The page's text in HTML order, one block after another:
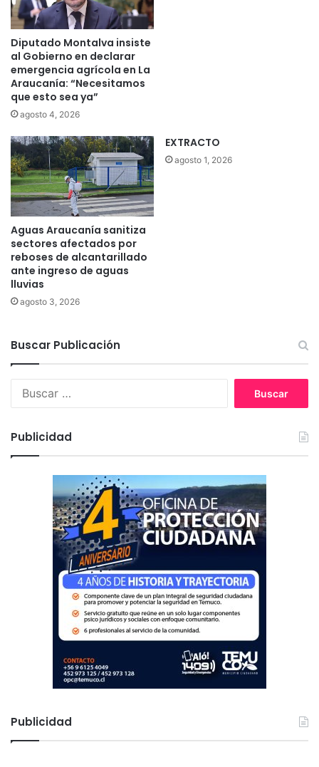
Diputado Montalva insiste
al Gobierno en declarar
emergencia agrícola en La
Araucanía: “Necesitamos
que esto sea ya”
agosto 4, 2026
Aguas Araucanía sanitiza
sectores afectados por
reboses de alcantarillado
ante ingreso de aguas
lluvias
agosto 3, 2026
EXTRACTO
agosto 1, 2026
Buscar Publicación
:
Publicidad
Publicidad